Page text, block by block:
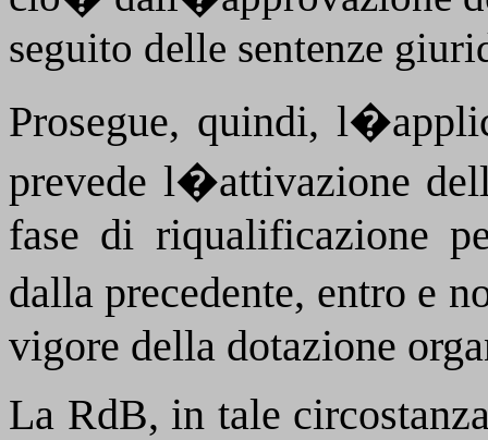
seguito delle sentenze
Prosegue, quindi,
prevede l�attivazione
fase di riqualificazione
dalla precedente, entro e
vigore della dotazione
La RdB, in tale